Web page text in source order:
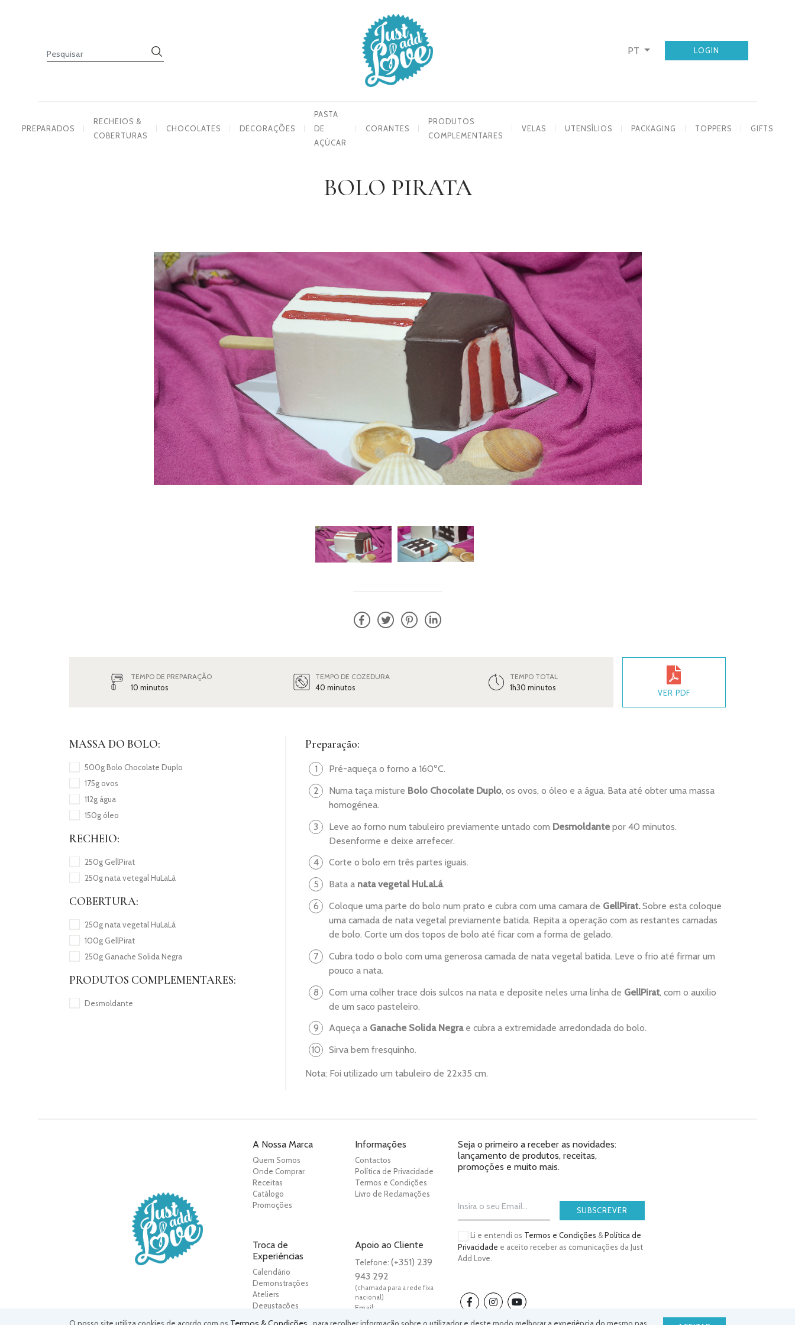
PT LOGIN
PREPARADOS
RECHEIOS &
COBERTURAS
CHOCOLATES DECORAÇÕES
PASTA
DE
AÇÚCAR
CORANTES
PRODUTOS
COMPLEMENTARES
VELAS UTENSÍLIOS PACKAGING TOPPERS GIFTS
BOLO PIRATA
TEMPO DE PREPARAÇÃO
10 minutos
TEMPO DE COZEDURA
40 minutos
TEMPO TOTAL
1h30 minutos
VER PDF
MASSA DO BOLO:
500g Bolo Chocolate Duplo
175g ovos
112g água
150g óleo
RECHEIO:
250g GellPirat
250g nata vetegal HuLaLá
COBERTURA:
250g nata vegetal HuLaLá
100g GellPirat
250g Ganache Solida Negra
PRODUTOS COMPLEMENTARES:
Desmoldante
Preparação:
Pré-aqueça o forno a 160ºC.
Numa taça misture Bolo Chocolate Duplo, os ovos, o óleo e a água. Bata até obter uma massa
homogénea.
Leve ao forno num tabuleiro previamente untado com Desmoldante por 40 minutos.
Desenforme e deixe arrefecer.
Corte o bolo em três partes iguais.
Bata a nata vegetal HuLaLá.
Coloque uma parte do bolo num prato e cubra com uma camara de GellPirat.Sobre esta coloque
uma camada de nata vegetal previamente batida. Repita a operação com as restantes camadas
de bolo. Corte um dos topos de bolo até ficar com a forma de gelado.
Cubra todo o bolo com uma generosa camada de nata vegetal batida. Leve o frio até firmar um
pouco a nata.
Com uma colher trace dois sulcos na nata e deposite neles uma linha de GellPirat, com o auxilio
de um saco pasteleiro.
Aqueça a Ganache Solida Negrae cubra a extremidade arredondada do bolo.
Sirva bem fresquinho.
Nota: Foi utilizado um tabuleiro de 22x35 cm.
A Nossa Marca
Quem Somos
Onde Comprar
Receitas
Catálogo
Promoções
Informações
Contactos
Política de Privacidade
Termos e Condições
Livro de Reclamações
Troca de
Experiências
Calendário
Demonstrações
Ateliers
Degustações
Apoio ao Cliente
Telefone:(+351) 239
943 292
(chamada para a rede fixa
nacional)
Email:
geral@justaddloveee.com
Seja o primeiro a receber as novidades:
lançamento de produtos, receitas,
promoções e muito mais.
SUBSCREVER
Li e entendi os Termos e Condições &Política de
Privacidade e aceito receber as comunicações da Just
Add Love.